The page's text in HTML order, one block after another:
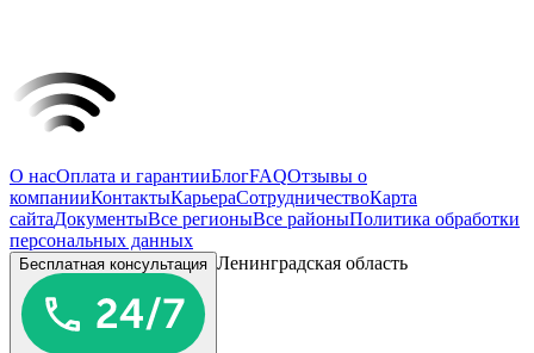
О насОплата и гарантииБлогFAQОтзывы о
компанииКонтактыКарьераСотрудничествоКарта
сайтаДокументыВсе регионыВсе районыПолитика обработки
персональных данных
Бесплатная консультация Ленинградская область